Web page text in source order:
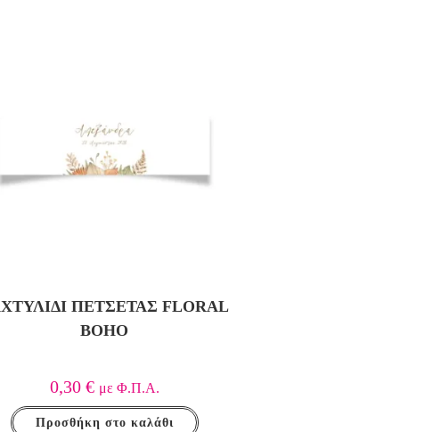
ΠΕΤΣΈΤΑΣ FLORAL
BOHO
0,30 € με Φ.Π.Α.
Προσθήκη στο καλάθι